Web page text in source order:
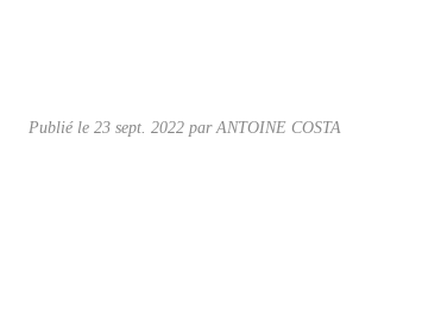
Publié le 23 sept. 2022 par ANTOINE COSTA